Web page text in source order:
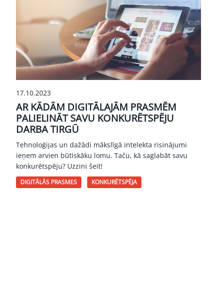
17.10.2023
AR KĀDĀM DIGITĀLAJĀM PRASMĒM
PALIELINĀT SAVU KONKURĒTSPĒJU
DARBA TIRGŪ
Tehnoloģijas un dažādi mākslīgā intelekta risinājumi
ieņem arvien būtiskāku lomu. Taču, kā saglabāt savu
konkurētspēju? Uzzini šeit!
DIGITĀLĀS PRASMES KONKURĒTSPĒJA